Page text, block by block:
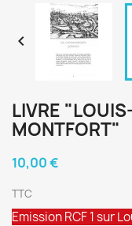

LIVRE
MONTFORT"
10,00 €
TTC
Emission RCF 1 sur